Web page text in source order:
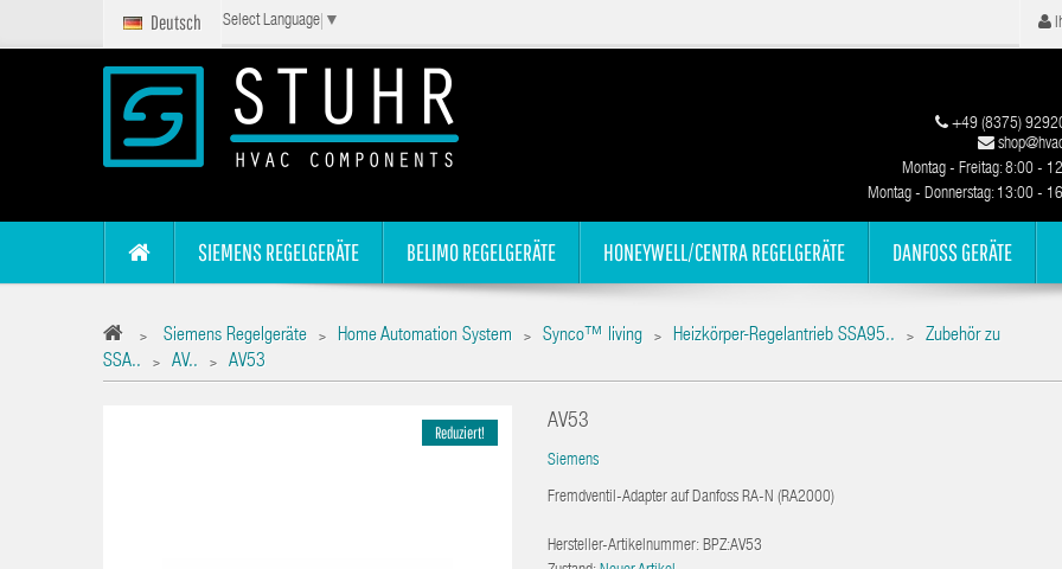
Deutsch Select Language ▼
+49 (8375)
Montag - Freitag: 8:00 -
Montag - Donnerstag: 13:00 -
SIEMENS REGELGERÄTE BELIMO REGELGERÄTE HONEYWELL/CENTRA REGELGERÄTE DANFOSS GERÄTE
> Siemens Regelgeräte > Home Automation System > Synco™ living > Heizkörper-Regelantrieb SSA95.. >
Zubehör zu
SSA..
> AV.. > AV53
Reduziert! AV53
Siemens
Fremdventil-Adapter auf Danfoss RA-N (RA2000)
Hersteller-Artikelnummer: BPZ:AV53